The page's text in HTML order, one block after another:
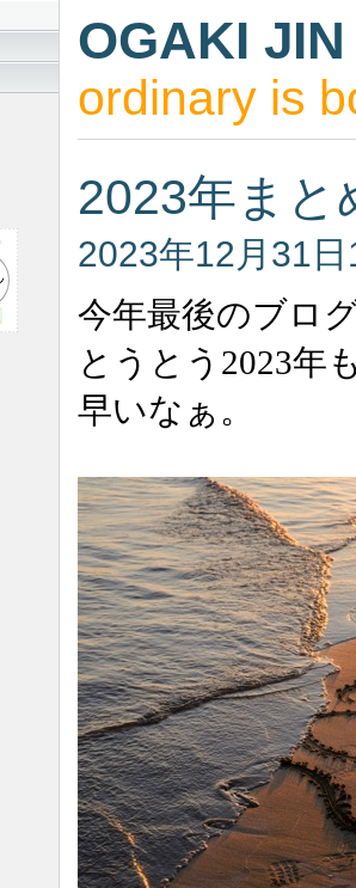
OGAKI JIN
ordinary is
2023年まと
2023年12月31
今年最後のブロ
とうとう2023年
早いなぁ。